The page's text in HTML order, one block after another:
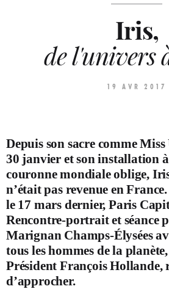
Iris,
de l'univers
19 AVR 2017
Depuis son sacre comme
30 janvier et son installation
couronne mondiale oblige,
n’était pas revenue en
le 17 mars dernier, Paris
Rencontre-portrait et séance
Marignan Champs-Élysées
tous les hommes de la
Président François Hollande,
d’approcher.